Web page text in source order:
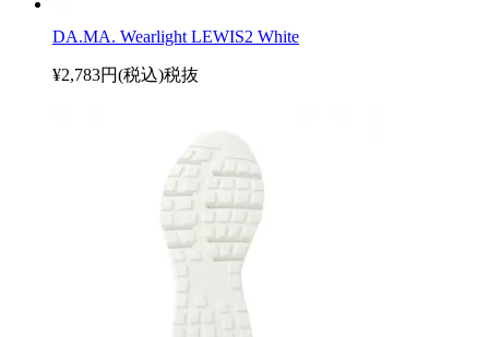
DA.MA. Wearlight LEWIS2 White
¥2,783円(税込)税抜